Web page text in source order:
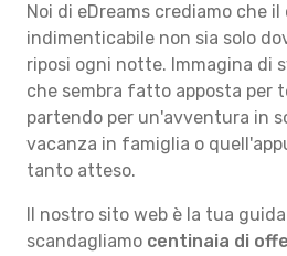
Noi di eDreams crediamo che
indimenticabile non sia solo
riposi ogni notte. Immagina di
che sembra fatto apposta per
partendo per un'avventura in
vacanza in famiglia o
tanto atteso.
Il nostro sito web è la tua
scandagliamo centinaia di